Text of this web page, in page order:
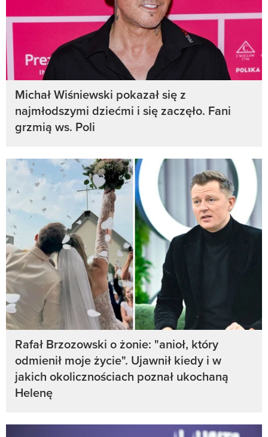
Michał Wiśniewski pokazał się z
najmłodszymi dziećmi i się zaczęło. Fani
grzmią ws. Poli
Rafał Brzozowski o żonie: "anioł, który
odmienił moje życie". Ujawnił kiedy i w
jakich okolicznościach poznał ukochaną
Helenę